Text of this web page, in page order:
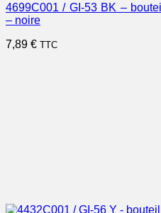
4699C001 / GI-53 BK –
– noire
7,89 € TTC